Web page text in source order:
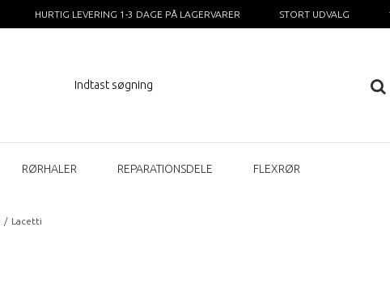
HURTIG LEVERING 1-3 DAGE PÅ LAGERVARER STORT UDVALG
RØRHALER REPARATIONSDELE FLEXRØR
/ Lacetti